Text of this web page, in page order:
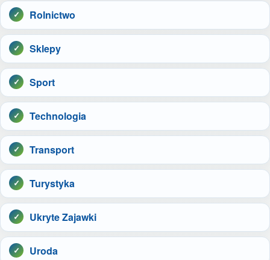
Rolnictwo
Sklepy
Sport
Technologia
Transport
Turystyka
Ukryte Zajawki
Uroda